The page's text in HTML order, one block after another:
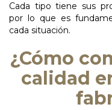
Cada tipo tiene sus
por lo que es
cada situación.
¿Cómo
calidad